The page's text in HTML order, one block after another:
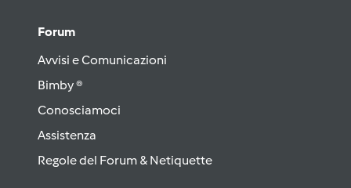
Forum
Avvisi e Comunicazioni
Bimby ®
Conosciamoci
Assistenza
Regole del Forum & Netiquette